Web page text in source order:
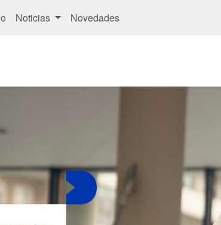
Noticias Novedades